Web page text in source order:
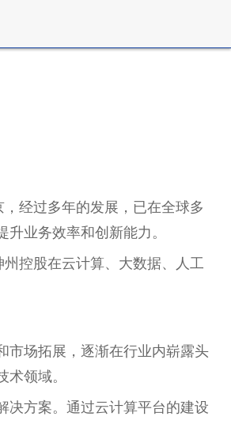
经过多年的发展，已在全球多
业务效率和创新能力。
控股在云计算、大数据、人工
市场拓展，逐渐在行业内崭露头
领域。
决方案。通过云计算平台的建设